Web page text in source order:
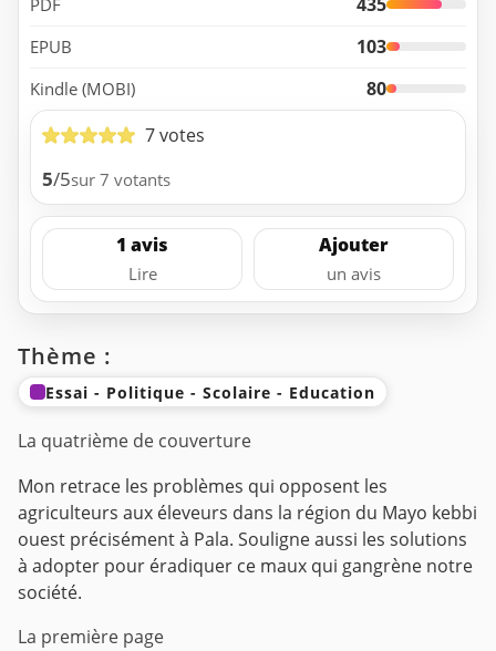
EPUB 103
Kindle (MOBI)
80
7 votes
5/5sur 7 votants
1 avis
Lire
Ajouter
un avis
Thème :
Essai - Politique - Scolaire - Education
La quatrième de couverture
Mon retrace les problèmes qui opposent les
agriculteurs aux éleveurs dans la région du Mayo kebbi
ouest précisément à Pala. Souligne aussi les solutions
à adopter pour éradiquer ce maux qui gangrène notre
société.
La première page